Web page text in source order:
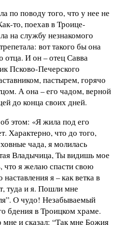
по поводу того, что у нее не
то, поехав в Троице-
на службу незнакомого
вот такого бы она
отца. И он – отец Савва
Псково-Печерского
пастырем, горячо
А она – его чадом, верной
до конца своих дней.
этом: «Я жила под его
Характерно, что до того,
чада, я молилась
Владычица, Ты видишь мое
что я желаю спасти свою
я – как ветка в
туда и я. Пошли мне
О чудо! Незабываемый
бдения в Троицком храме.
и сказал: “Так мне Божия